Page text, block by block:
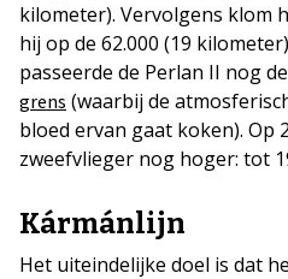
kilometer). Vervolgens klom
hij op de 62.000 (19
passeerde de Perlan II nog
grens (waarbij de
bloed ervan gaat koken). Op
zweefvlieger nog hoger: tot
Kármánlijn
Het uiteindelijke doel is dat